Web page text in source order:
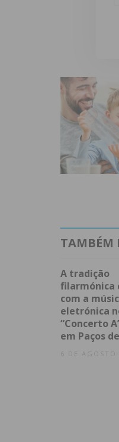
TAMBÉM
A tradição
filarmónica
com a
eletrónica
“Concerto
em Paços
6 DE AGOSTO